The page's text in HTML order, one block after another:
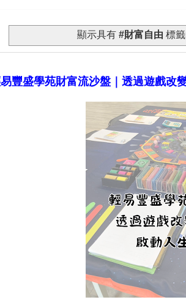
顯示具有#財富自由 標
豐盛學苑財富流沙盤｜透過遊戲改